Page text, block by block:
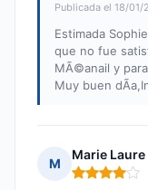
Publicada el 18/01/
Estimada
que no fue
MÃ©anail y
Muy buen
M
Marie Laure
Nota: 4 de 5